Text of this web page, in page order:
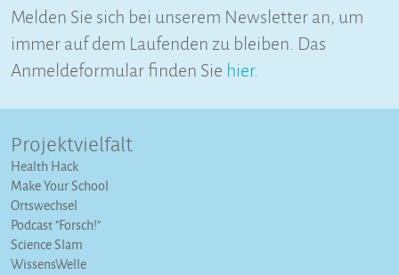
Melden Sie sich bei unserem Newsletter an, um
immer auf dem Laufenden zu bleiben. Das
Anmeldeformular finden Sie hier.
Projektvielfalt
Health Hack
Make Your School
Ortswechsel
Podcast "Forsch!"
Science Slam
WissensWelle